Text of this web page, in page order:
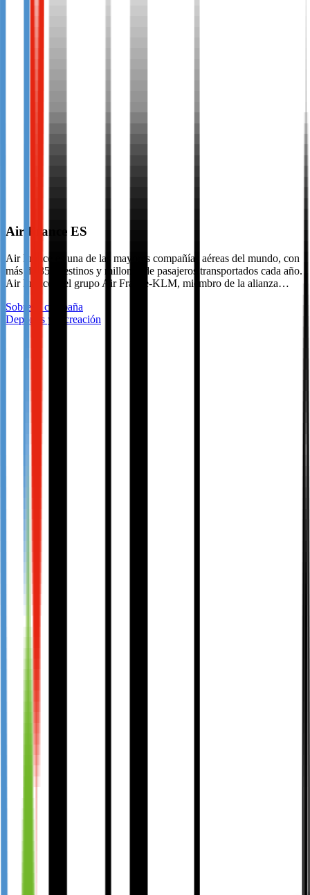
Air France ES
Air France es una de las mayores compañías aéreas del mundo, con
más de 350 destinos y millones de pasajeros transportados cada año.
Air France, del grupo Air France-KLM, miembro de la alianza…
Sobre la campaña
Deportes y recreación